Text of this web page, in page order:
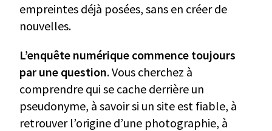
empreintes déjà posées, sans en créer de
nouvelles.
L’enquête numérique commence toujours
par une question. Vous cherchez à
comprendre qui se cache derrière un
pseudonyme, à savoir si un site est fiable, à
retrouver l’origine d’une photographie, à